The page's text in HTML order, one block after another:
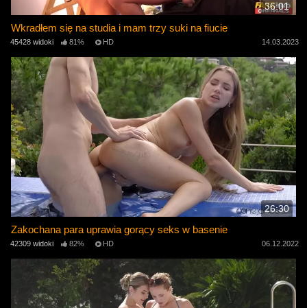
36:01
Wkradłem się na studia i mam trzy suki na fiucie
45428 widoki 81% HD 14.03.2023
26:30
Zakochana para uprawia gorący seks w basenie
42309 widoki 82% HD 06.12.2022